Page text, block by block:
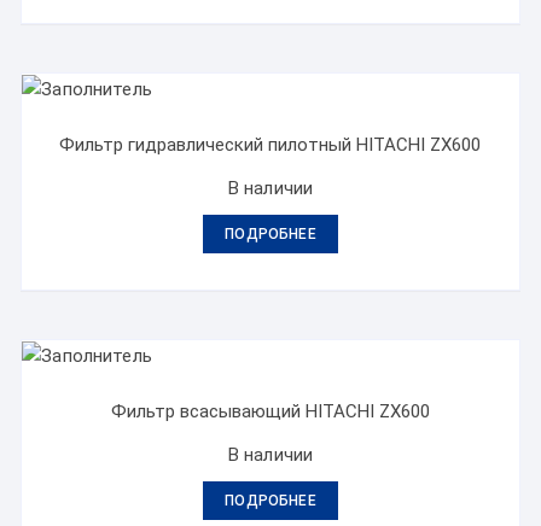
Фильтр гидравлический пилотный HITACHI ZX600
В наличии
ПОДРОБНЕЕ
Фильтр всасывающий HITACHI ZX600
В наличии
ПОДРОБНЕЕ